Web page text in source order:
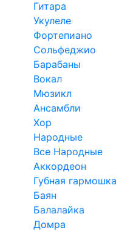
Гитара
Укулеле
Фортепиано
Сольфеджио
Барабаны
Вокал
Мюзикл
Ансамбли
Хор
Народные
Все Народные
Аккордеон
Губная гармошка
Баян
Балалайка
Домра